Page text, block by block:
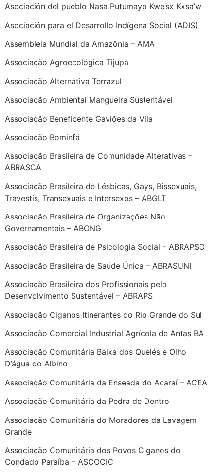
Asociación del pueblo Nasa Putumayo Kwe’sx Kxsa’w
Asociación para el Desarrollo Indígena Social (ADIS)
Assembleia Mundial da Amazônia – AMA
Associação Agroecológica Tijupá
Associação Alternativa Terrazul
Associação Ambiental Mangueira Sustentável
Associação Beneficente Gaviões da Vila
Associação Bominfá
Associação Brasileira de Comunidade Alterativas –
ABRASCA
Associação Brasileira de Lésbicas, Gays, Bissexuais,
Travestis, Transexuais e Intersexos – ABGLT
Associação Brasileira de Organizações Não
Governamentais – ABONG
Associação Brasileira de Psicologia Social – ABRAPSO
Associação Brasileira de Saúde Única – ABRASUNI
Associação Brasileira dos Profissionais pelo
Desenvolvimento Sustentável – ABRAPS
Associação Ciganos Itinerantes do Rio Grande do Sul
Associação Comercial Industrial Agrícola de Antas BA
Associação Comunitária Baixa dos Quelés e Olho
D’água do Albino
Associação Comunitária da Enseada do Acaraí – ACEA
Associação Comunitária da Pedra de Dentro
Associação Comunitária do Moradores da Lavagem
Grande
Associação Comunitária dos Povos Ciganos do
Condado Paraíba – ASCOCIC